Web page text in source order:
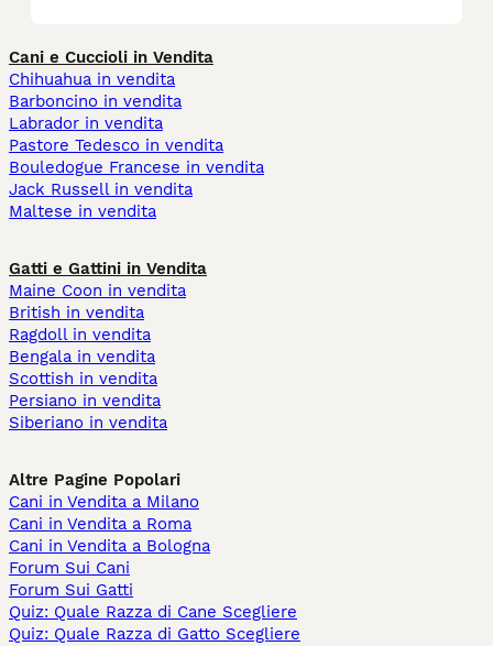
Cani e Cuccioli in Vendita
Chihuahua in vendita
Barboncino in vendita
Labrador in vendita
Pastore Tedesco in vendita
Bouledogue Francese in vendita
Jack Russell in vendita
Maltese in vendita
Gatti e Gattini in Vendita
Maine Coon in vendita
British in vendita
Ragdoll in vendita
Bengala in vendita
Scottish in vendita
Persiano in vendita
Siberiano in vendita
Altre Pagine Popolari
Cani in Vendita a Milano
Cani in Vendita a Roma
Cani in Vendita a Bologna
Forum Sui Cani
Forum Sui Gatti
Quiz: Quale Razza di Cane Scegliere
Quiz: Quale Razza di Gatto Scegliere